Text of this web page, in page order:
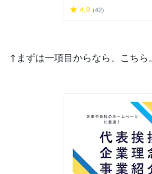
4.9 (42)
↑まずは一項目からなら、こちら。